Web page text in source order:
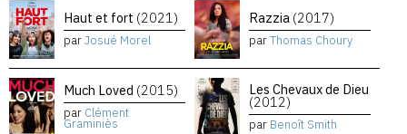
Haut et fort (2021)
parJosué Morel
Razzia (2017)
parThomas Choury
Much Loved (2015)
par Clément
Graminiès
Les Chevaux de Dieu
(2012)
par Benoît Smith